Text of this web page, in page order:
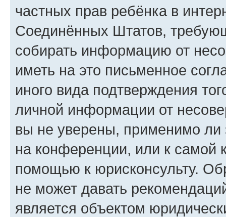
частных прав ребёнка в
Соединённых Штатов,
собирать информацию от
иметь на это письменное
иного вида подтверждения
личной информации от
вы не уверены, применимо ли
на конференции, или к самой
помощью к юрисконсульту.
не может давать
является объектом